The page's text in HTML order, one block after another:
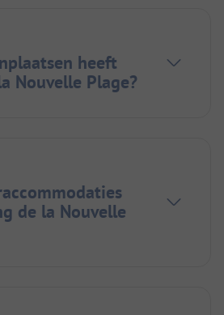
heeft
Nouvelle Plage?
de la Nouvelle